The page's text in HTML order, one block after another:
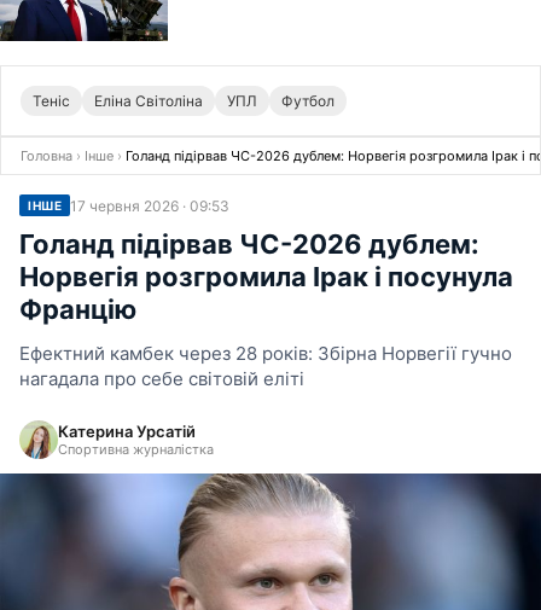
Теніс Еліна Світоліна УПЛ Футбол
Головна › Інше › Голанд підірвав ЧС-2026 дублем: Норвегія розгромила Ірак і
ІНШЕ 17 червня 2026 · 09:53
Голанд підірвав ЧС-2026 дублем:
Норвегія розгромила Ірак і посунула
Францію
Ефектний камбек через 28 років: Збірна Норвегії гучно
нагадала про себе світовій еліті
Катерина Урсатій
Спортивна журналістка